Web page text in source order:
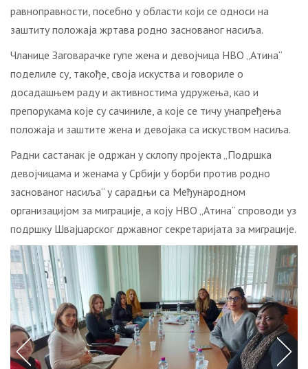
равноправности, посебно у области који се односи на
заштиту положаја жртава родно заснованог насиља.
Чланице Заговарачке гупе жена и девојчица НВО „Атина“
поделиле су, такође, своја искуства и говориле о
досадашњем раду и активностима удружења, као и
препорукама које су сачиниле, а које се тичу унапређења
положаја и заштите жена и девојака са искуством насиља.
Радни састанак је одржан у склопу пројекта „Подршка
девојчицама и женама у Србији у борби против родно
заснованог насиља“ у сарадњи са Међународном
организацијом за миграције, а коју НВО „Атина“ спроводи уз
подршку Швајцарског државног секретаријата за миграције.